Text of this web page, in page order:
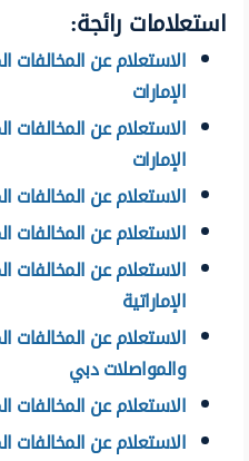
استعلامات رائجة:
الاستعلام عن المخالفات
الإمارات
الاستعلام عن المخالفات
الإمارات
الاستعلام عن المخالفات
الاستعلام عن
الاستعلام عن المخالفات
الإماراتية
الاستعلام عن المخالفات
والمواصلات دبي
الاستعلام عن المخالفات
الاستعلام عن المخالفات